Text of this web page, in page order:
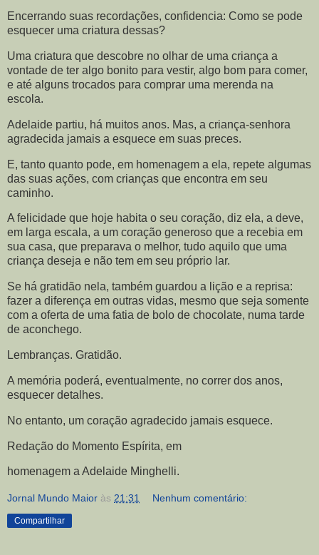
Encerrando suas recordações, confidencia: Como se pode
esquecer uma criatura dessas?
Uma criatura que descobre no olhar de uma criança a
vontade de ter algo bonito para vestir, algo bom para comer,
e até alguns trocados para comprar uma merenda na
escola.
Adelaide partiu, há muitos anos. Mas, a criança-senhora
agradecida jamais a esquece em suas preces.
E, tanto quanto pode, em homenagem a ela, repete algumas
das suas ações, com crianças que encontra em seu
caminho.
A felicidade que hoje habita o seu coração, diz ela, a deve,
em larga escala, a um coração generoso que a recebia em
sua casa, que preparava o melhor, tudo aquilo que uma
criança deseja e não tem em seu próprio lar.
Se há gratidão nela, também guardou a lição e a reprisa:
fazer a diferença em outras vidas, mesmo que seja somente
com a oferta de uma fatia de bolo de chocolate, numa tarde
de aconchego.
Lembranças. Gratidão.
A memória poderá, eventualmente, no correr dos anos,
esquecer detalhes.
No entanto, um coração agradecido jamais esquece.
Redação do Momento Espírita, em
homenagem a Adelaide Minghelli.
Jornal Mundo Maior às 21:31 Nenhum comentário:
Compartilhar